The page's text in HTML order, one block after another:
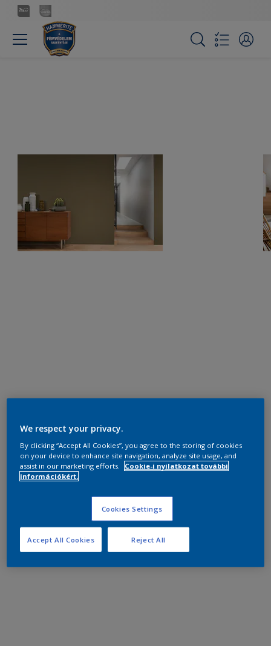
We respect your privacy.
By clicking “Accept All Cookies”, you agree to the storing of cookies
on your device to enhance site navigation, analyze site usage, and
assist in our marketing efforts.
Cookie-i nyilatkozat további
információkért.
Cookies Settings
Reject All
Accept All Cookies